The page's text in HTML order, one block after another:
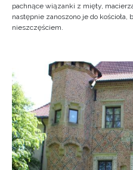
pachnące wiązanki z mięty,
następnie zanoszono je do
nieszczęściem.